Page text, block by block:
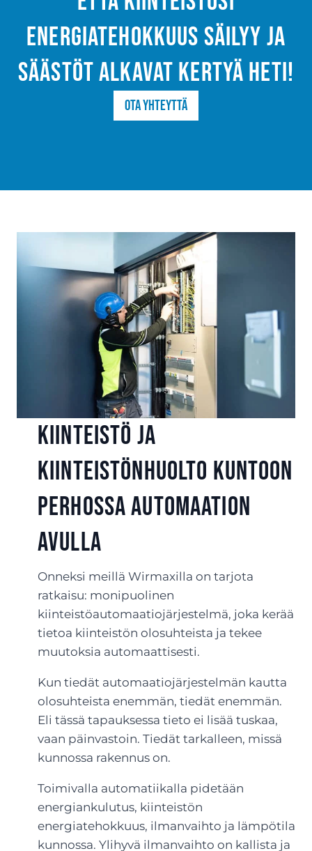
energiatehokkuus säilyy ja
säästöt alkavat kertyä heti!
Ota yhteyttä
Kiinteistö ja
kiinteistönhuolto kuntoon
Perhossa automaation
avulla
Onneksi meillä Wirmaxilla on tarjota
ratkaisu: monipuolinen
kiinteistöautomaatiojärjestelmä, joka kerää
tietoa kiinteistön olosuhteista ja tekee
muutoksia automaattisesti.
Kun tiedät automaatiojärjestelmän kautta
olosuhteista enemmän, tiedät enemmän.
Eli tässä tapauksessa tieto ei lisää tuskaa,
vaan päinvastoin. Tiedät tarkalleen, missä
kunnossa rakennus on.
Toimivalla automatiikalla pidetään
energiankulutus, kiinteistön
energiatehokkuus, ilmanvaihto ja lämpötila
kunnossa. Ylihyvä ilmanvaihto on kallista ja